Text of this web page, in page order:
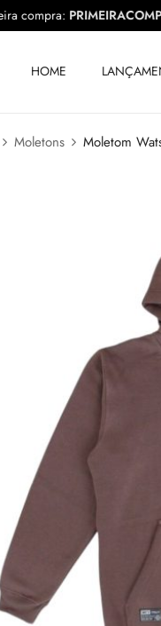
primeira compra:
HOME
Moletons Moletom